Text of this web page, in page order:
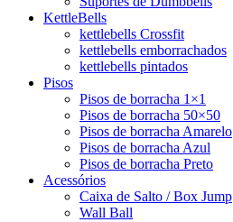
KettleBells
kettlebells Crossfit
kettlebells emborrachados
kettlebells pintados
Pisos
Pisos de borracha 1×1
Pisos de borracha 50×50
Pisos de borracha Amarelo
Pisos de borracha Azul
Pisos de borracha Preto
Acessórios
Caixa de Salto / Box Jump
Wall Ball